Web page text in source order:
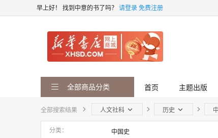
早上好！ 找到中意的书了吗？ 请登录免费注册
全部商品分类 首页 主题出版
全部搜索结果 人文社科 历史
分类 中国史